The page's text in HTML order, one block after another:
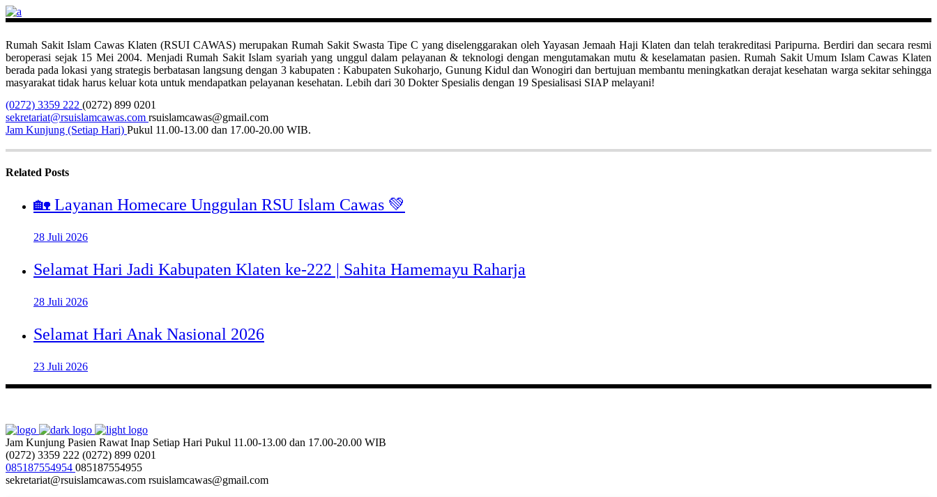
Rumah Sakit Islam Cawas Klaten (RSUI CAWAS) merupakan Rumah Sakit Swasta Tipe C yang diselenggarakan oleh Yayasan Jemaah Haji Klaten dan telah terakreditasi Paripurna. Berdiri dan secara resmi
beroperasi sejak 15 Mei 2004. Menjadi Rumah Sakit Islam syariah yang unggul dalam pelayanan & teknologi dengan mengutamakan mutu & keselamatan pasien. Rumah Sakit Umum Islam Cawas Klaten
berada pada lokasi yang strategis berbatasan langsung dengan 3 kabupaten : Kabupaten Sukoharjo, Gunung Kidul dan Wonogiri dan bertujuan membantu meningkatkan derajat kesehatan warga sekitar sehingga
masyarakat tidak harus keluar kota untuk mendapatkan pelayanan kesehatan. Lebih dari 30 Dokter Spesialis dengan 19 Spesialisasi SIAP melayani!
(0272) 3359 222 (0272) 899 0201
sekretariat@rsuislamcawas.com rsuislamcawas@gmail.com
Jam Kunjung (Setiap Hari) Pukul 11.00-13.00 dan 17.00-20.00 WIB.
Related Posts
🏡 Layanan Homecare Unggulan RSU Islam Cawas 💚
28 Juli 2026
Selamat Hari Jadi Kabupaten Klaten ke-222 | Sahita Hamemayu Raharja
28 Juli 2026
Selamat Hari Anak Nasional 2026
23 Juli 2026
Jam Kunjung Pasien Rawat Inap Setiap Hari Pukul 11.00-13.00 dan 17.00-20.00 WIB
(0272) 3359 222 (0272) 899 0201
085187554954 085187554955
sekretariat@rsuislamcawas.com rsuislamcawas@gmail.com